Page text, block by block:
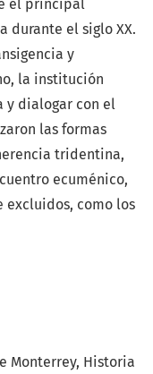
Monterrey Historia
el principal
durante el siglo XX.
y
la institución
y dialogar con el
las formas
tridentina,
ecuménico,
excluidos, como los